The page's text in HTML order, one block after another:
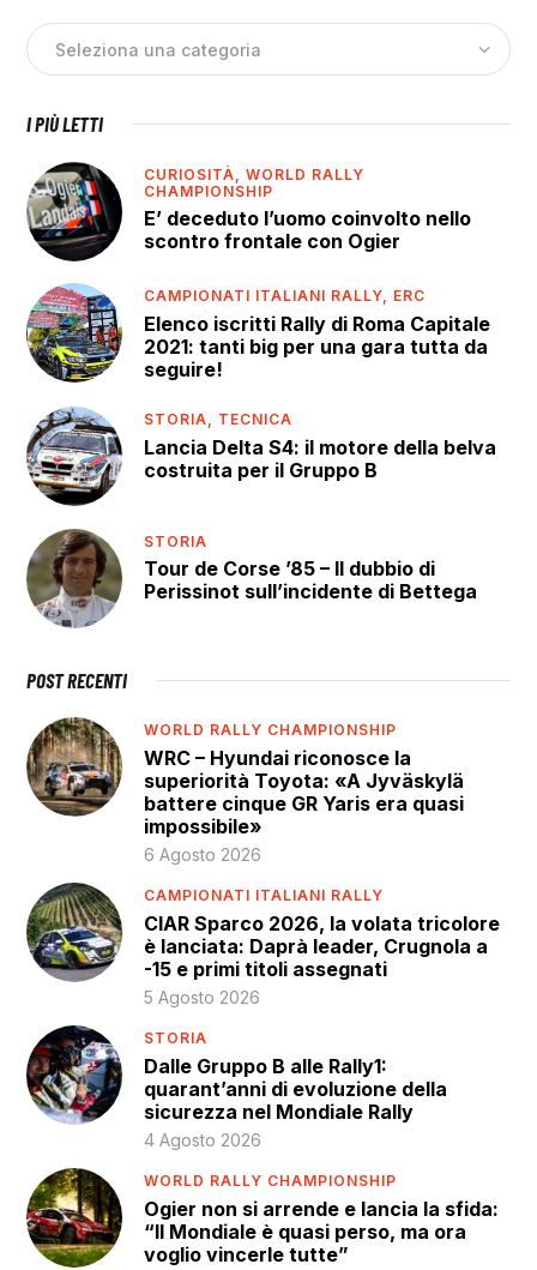
I PIÙ LETTI
CURIOSITÀ,WORLD RALLY
CHAMPIONSHIP
E’ deceduto l’uomo coinvolto nello
scontro frontale con Ogier
CAMPIONATI ITALIANI RALLY, ERC
Elenco iscritti Rally di Roma Capitale
2021: tanti big per una gara tutta da
seguire!
STORIA, TECNICA
Lancia Delta S4: il motore della belva
costruita per il Gruppo B
STORIA
Tour de Corse ’85 – Il dubbio di
Perissinot sull’incidente di Bettega
POST RECENTI
WORLD RALLY CHAMPIONSHIP
WRC – Hyundai riconosce la
superiorità Toyota: «A Jyväskylä
battere cinque GR Yaris era quasi
impossibile»
6 Agosto 2026
CAMPIONATI ITALIANI RALLY
CIAR Sparco 2026, la volata tricolore
è lanciata: Daprà leader, Crugnola a
-15 e primi titoli assegnati
5 Agosto 2026
STORIA
Dalle Gruppo B alle Rally1:
quarant’anni di evoluzione della
sicurezza nel Mondiale Rally
4 Agosto 2026
WORLD RALLY CHAMPIONSHIP
Ogier non si arrende e lancia la sfida:
“Il Mondiale è quasi perso, ma ora
voglio vincerle tutte”